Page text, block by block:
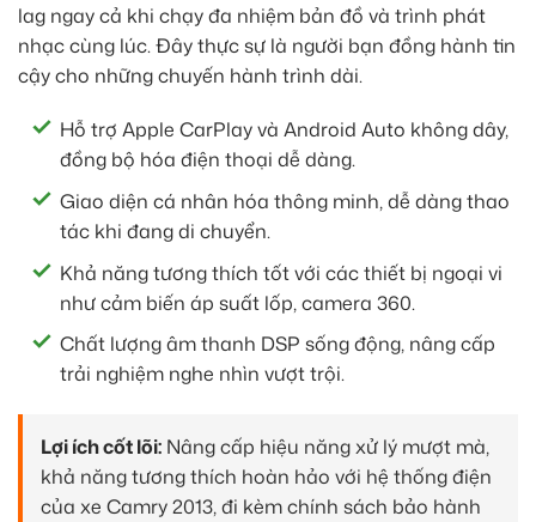
lag ngay cả khi chạy đa nhiệm bản đồ và trình phát
nhạc cùng lúc. Đây thực sự là người bạn đồng hành tin
cậy cho những chuyến hành trình dài.
Hỗ trợ Apple CarPlay và Android Auto không dây,
đồng bộ hóa điện thoại dễ dàng.
Giao diện cá nhân hóa thông minh, dễ dàng thao
tác khi đang di chuyển.
Khả năng tương thích tốt với các thiết bị ngoại vi
như cảm biến áp suất lốp, camera 360.
Chất lượng âm thanh DSP sống động, nâng cấp
trải nghiệm nghe nhìn vượt trội.
Lợi ích cốt lõi: Nâng cấp hiệu năng xử lý mượt mà,
khả năng tương thích hoàn hảo với hệ thống điện
của xe Camry 2013, đi kèm chính sách bảo hành